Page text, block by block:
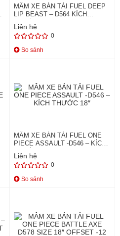
MÂM XE BÁN TẢI FUEL DEEP
LIP BEAST – D564 KÍCH
Liên hệ
0
So sánh
MÂM XE BÁN TẢI FUEL ONE
PIECE ASSAULT -D546 – KÍCH
Liên hệ
0
So sánh